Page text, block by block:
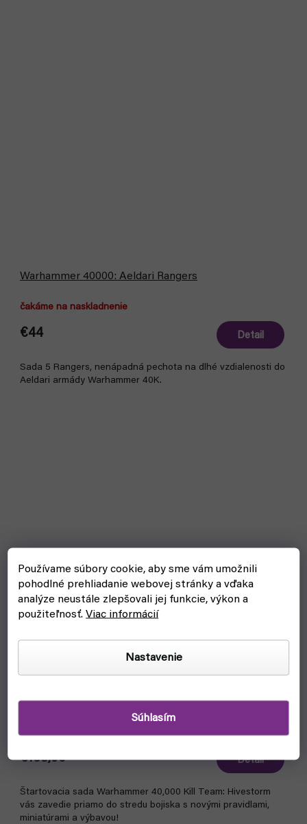
Používame súbory cookie, aby sme vám umožnili
pohodlné prehliadanie webovej stránky a vďaka
analýze neustále zlepšovali jej funkcie, výkon a
použiteľnosť.Viac informácií
Nastavenie
Súhlasím
Warhammer 40000: Aeldari Rangers
čakáme na naskladnenie
€44 Detail
Sada 5 Rangers, nenápadná pechota na dlhé vzdialenosti do
Aeldari armády Warhammer 40K.
Warhammer 40000: Kill Team - Hivestorm
€163,90 Detail
Štartovacia sada Warhammer 40,000 Kill Team: Hivestorm
vás zavedie priamo do stredu bojiska s novými pravidlami,
miniatúrami a výbavou!